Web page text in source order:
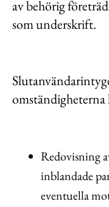
av behörig
som underskrift.
Redovisning
inblandade
eventuella